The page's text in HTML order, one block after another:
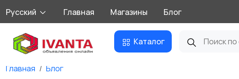
Русский Главная Магазины Блог
Каталог
Главная Блог